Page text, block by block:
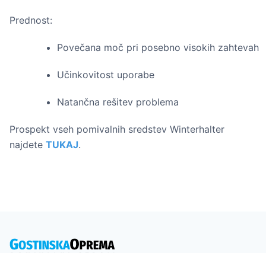
Prednost:
Povečana moč pri posebno visokih zahtevah
Učinkovitost uporabe
Natančna rešitev problema
Prospekt vseh pomivalnih sredstev Winterhalter
najdete TUKAJ.